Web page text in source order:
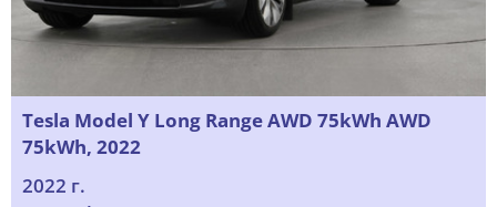
Tesla Model Y Long Range AWD 75kWh AWD
75kWh, 2022
2022 г.